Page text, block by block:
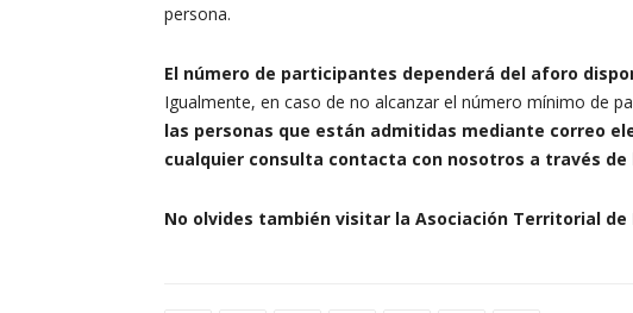
persona.
El número de participantes dependerá del aforo
Igualmente, en caso de no alcanzar el número mínimo de
las personas que están admitidas mediante correo
cualquier consulta contacta con nosotros a través
No olvides también visitar la Asociación Territorial